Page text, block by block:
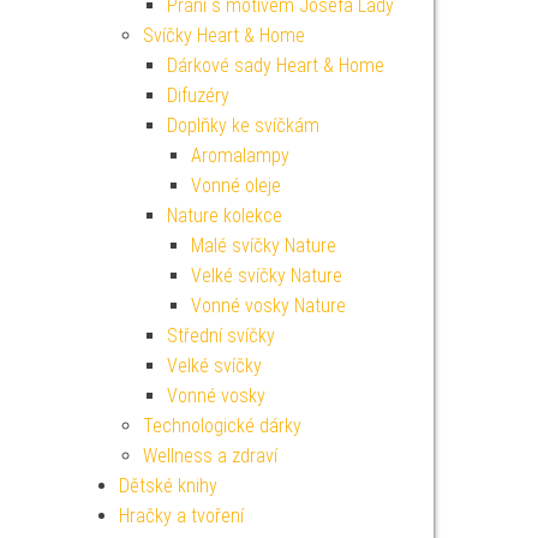
Přání s motivem Josefa Lady
Svíčky Heart & Home
Dárkové sady Heart & Home
Difuzéry
Doplňky ke svíčkám
Aromalampy
Vonné oleje
Nature kolekce
Malé svíčky Nature
Velké svíčky Nature
Vonné vosky Nature
Střední svíčky
Velké svíčky
Vonné vosky
Technologické dárky
Wellness a zdraví
Dětské knihy
Hračky a tvoření